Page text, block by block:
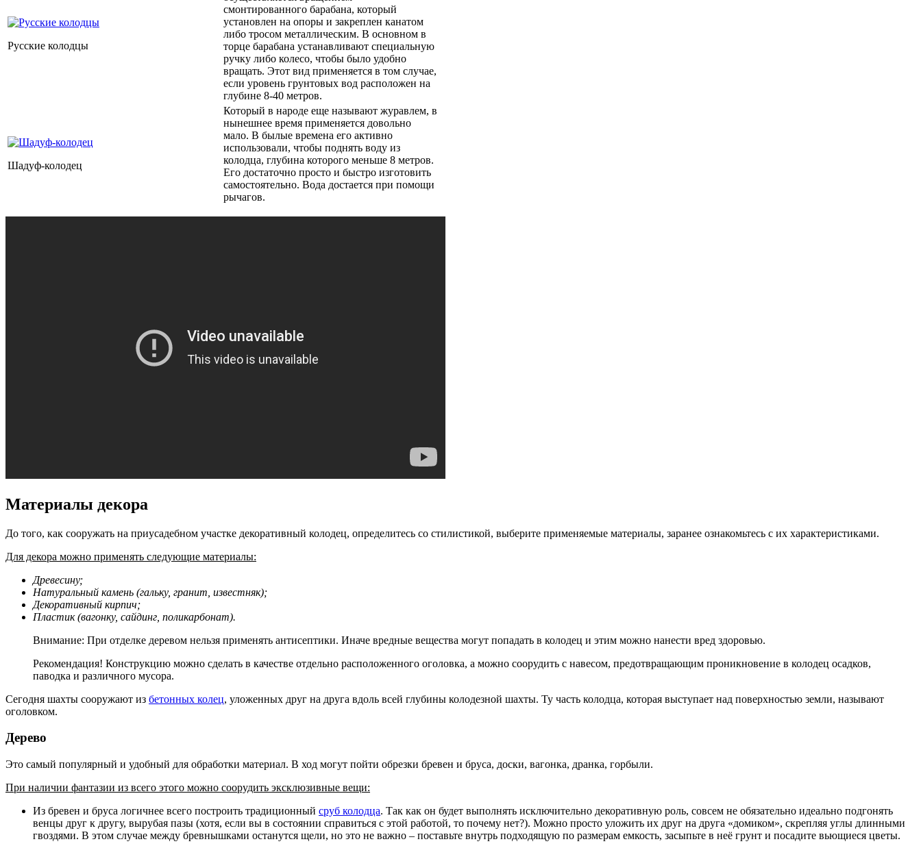
Русские колодцы
смонтированного барабана, который
установлен на опоры и закреплен канатом
либо тросом металлическим. В основном в
торце барабана устанавливают специальную
ручку либо колесо, чтобы было удобно
вращать. Этот вид применяется в том случае,
если уровень грунтовых вод расположен на
глубине 8-40 метров.
Шадуф-колодец
Который в народе еще называют журавлем, в
нынешнее время применяется довольно
мало. В былые времена его активно
использовали, чтобы поднять воду из
колодца, глубина которого меньше 8 метров.
Его достаточно просто и быстро изготовить
самостоятельно. Вода достается при помощи
рычагов.
Материалы декора
До того, как сооружать на приусадебном участке декоративный колодец, определитесь со стилистикой, выберите применяемые материалы, заранее ознакомьтесь с их характеристиками.
Для декора можно применять следующие материалы:
Древесину;
Натуральный камень (гальку, гранит, известняк);
Декоративный кирпич;
Пластик (вагонку, сайдинг, поликарбонат).
Внимание: При отделке деревом нельзя применять антисептики. Иначе вредные вещества могут попадать в колодец и этим можно нанести вред здоровью.
Рекомендация! Конструкцию можно сделать в качестве отдельно расположенного оголовка, а можно соорудить с навесом, предотвращающим проникновение в колодец осадков,
паводка и различного мусора.
Сегодня шахты сооружают из бетонных колец, уложенных друг на друга вдоль всей глубины колодезной шахты. Ту часть колодца, которая выступает над поверхностью земли, называют
оголовком.
Дерево
Это самый популярный и удобный для обработки материал. В ход могут пойти обрезки бревен и бруса, доски, вагонка, дранка, горбыли.
При наличии фантазии из всего этого можно соорудить эксклюзивные вещи:
Из бревен и бруса логичнее всего построить традиционный сруб колодца. Так как он будет выполнять исключительно декоративную роль, совсем не обязательно идеально подгонять
венцы друг к другу, вырубая пазы (хотя, если вы в состоянии справиться с этой работой, то почему нет?). Можно просто уложить их друг на друга «домиком», скрепляя углы длинными
гвоздями. В этом случае между бревнышками останутся щели, но это не важно – поставьте внутрь подходящую по размерам емкость, засыпьте в неё грунт и посадите вьющиеся цветы.